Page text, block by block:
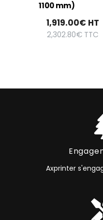
1100 mm)
1,919.00€ HT
2,302.80€TTC
Axprinter